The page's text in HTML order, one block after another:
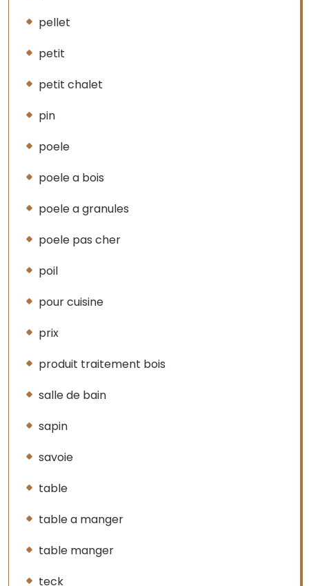
pellet
petit
petit chalet
pin
poele
poele a bois
poele a granules
poele pas cher
poil
pour cuisine
prix
produit traitement bois
salle de bain
sapin
savoie
table
table a manger
table manger
teck